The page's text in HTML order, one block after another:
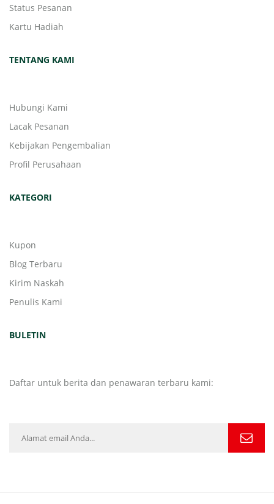
Status Pesanan
Kartu Hadiah
TENTANG KAMI
Hubungi Kami
Lacak Pesanan
Kebijakan Pengembalian
Profil Perusahaan
KATEGORI
Kupon
Blog Terbaru
Kirim Naskah
Penulis Kami
BULETIN
Daftar untuk berita dan penawaran terbaru kami: